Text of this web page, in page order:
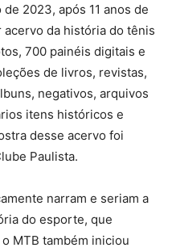
2023, após 11 anos de
da história do tênis
700 painéis digitais e
de livros, revistas,
negativos, arquivos
itens históricos e
desse acervo foi
Paulista.
narram e seriam a
do esporte, que
MTB também iniciou